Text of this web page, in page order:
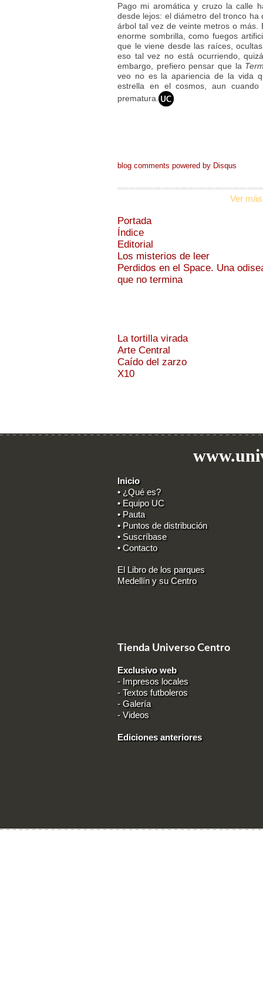
Pago mi aromática y cruzo la calle
desde lejos: el diámetro del tronco
árbol tal vez de veinte metros o
enorme sombrilla, como fuegos
que le viene desde las raíces,
eso tal vez no está ocurriendo,
embargo, prefiero pensar que la
veo no es la apariencia de la vida
estrella en el cosmos, aun
prematura.
blog comments powered by Disqus
Ver
Portada
Índice
Editorial
Los misterios de leer
Perdidos en el Space. Una
que no termina
La tortilla virada
Arte Central
Caído del zarzo
X10
Inicio
• ¿Qué es?
• Equipo UC
• Pauta
• Puntos de distribución
• Suscríbase
• Contacto
El Libro de los parques
Medellín y su Centro
Tienda Universo Centro
Exclusivo web
- Impresos locales
- Textos futboleros
-Galería
-Videos
Ediciones anteriores